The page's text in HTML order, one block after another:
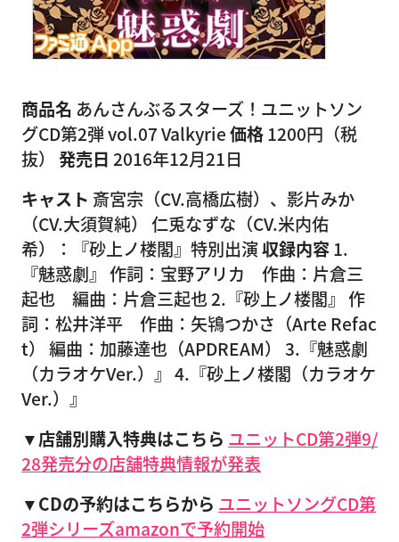
商品名 あんさんぶるスターズ！ユニットソン
グCD第2弾 vol.07 Valkyrie価格1200円（税
抜） 発売日 2016年12月21日
キャスト 斎宮宗（CV.高橋広樹）、影片みか
（CV.大須賀純） 仁兎なずな（CV.米内佑
希）：『砂上ノ楼閣』特別出演収録内容1.
『魅惑劇』 作詞：宝野アリカ 作曲：片倉三
起也 編曲：片倉三起也 2.『砂上ノ楼閣』 作
詞：松井洋平 作曲：矢鴇つかさ（Arte Refac
t） 編曲：加藤達也（APDREAM） 3.『魅惑劇
（カラオケVer.）』 4.『砂上ノ楼閣（カラオケ
Ver.）』
▼店舗別購入特典はこちら ユニットCD第2弾9/
28発売分の店舗特典情報が発表
▼CDの予約はこちらから ユニットソングCD第
2弾シリーズamazonで予約開始